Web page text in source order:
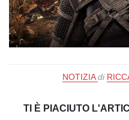
NOTIZIA di
TI È PIACIUTO